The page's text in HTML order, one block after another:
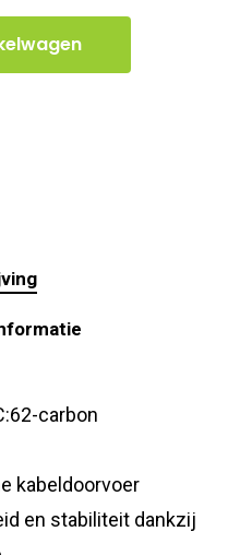
carbon
kabeldoorvoer
en stabiliteit dankzij